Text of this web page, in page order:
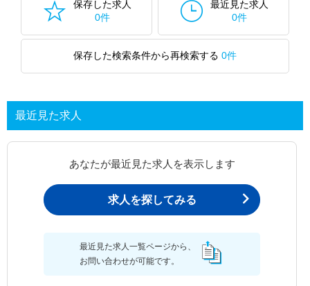
保存した求人
0件
最近見た求人
0件
保存した検索条件から再検索する 0件
最近見た求人
あなたが最近見た求人を表示します
求人を探してみる
最近見た求人一覧ページから、
お問い合わせが可能です。